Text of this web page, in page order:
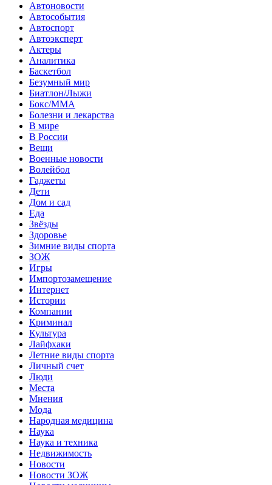
Автоновости
Автособытия
Автоспорт
Автоэксперт
Актеры
Аналитика
Баскетбол
Безумный мир
Биатлон/Лыжи
Бокс/MMA
Болезни и лекарства
В мире
В России
Вещи
Военные новости
Волейбол
Гаджеты
Дети
Дом и сад
Еда
Звёзды
Здоровье
Зимние виды спорта
ЗОЖ
Игры
Импортозамещение
Интернет
Истории
Компании
Криминал
Культура
Лайфхаки
Летние виды спорта
Личный счет
Люди
Места
Мнения
Мода
Народная медицина
Наука
Наука и техника
Недвижимость
Новости
Новости ЗОЖ